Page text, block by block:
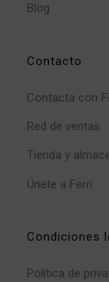
Blog
Contacto
Contacta con
Red de ventas
Tienda y
Únete a Ferri
Condiciones
Política de